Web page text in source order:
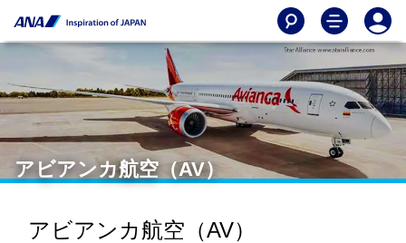
アビアンカ航空（AV）
アビアンカ航空（AV）